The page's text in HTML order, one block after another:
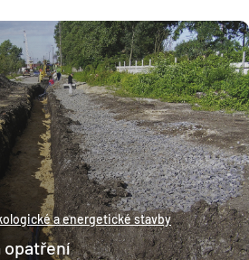
opatření
a energetické stavby